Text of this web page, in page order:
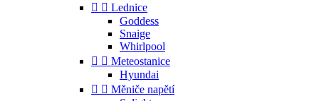
  Lednice
Goddess
Snaige
Whirlpool
  Meteostanice
Hyundai
  Měniče napětí